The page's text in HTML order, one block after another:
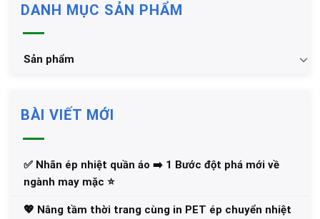
DANH MỤC SẢN PHẨM
Sản phẩm
BÀI VIẾT MỚI
✅‪ Nhãn ép nhiệt quần áo ➡️ 1 Bước đột phá mới về
ngành may mặc ⭐️
💖 Nâng tầm thời trang cùng in PET ép chuyển nhiệt